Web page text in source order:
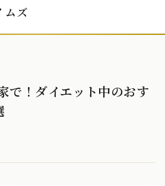
ムズ
で！ダイエット中のおす